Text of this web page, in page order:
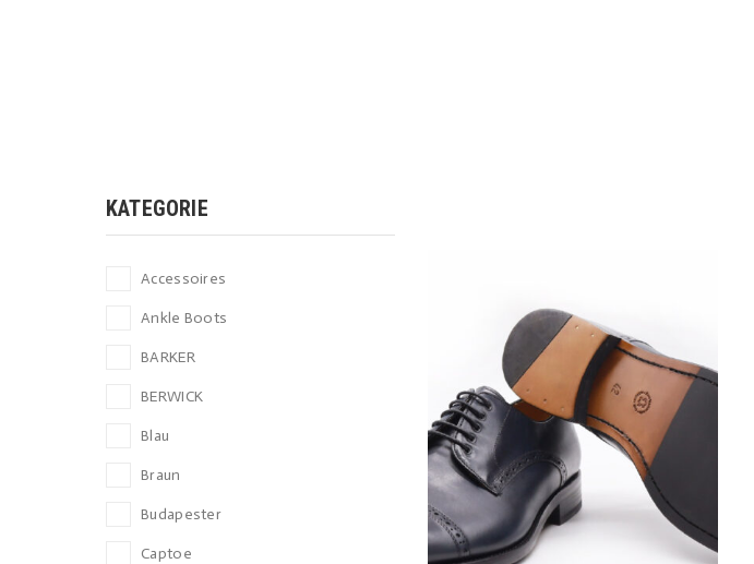
KATEGORIE
Accessoires
Ankle Boots
BARKER
BERWICK
Blau
Braun
Budapester
Captoe